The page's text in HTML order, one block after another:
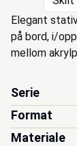
Elegant
på bord, i/
mellom
Serie
Format
Materiale